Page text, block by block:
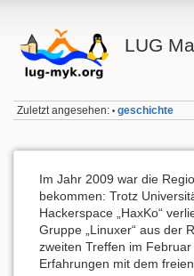
LUG
Zuletzt angesehen: • geschichte
Im Jahr 2009 war die
bekommen: Trotz
Hackerspace „HaxKo“
Gruppe „Linuxer“ aus der
zweiten Treffen im
Erfahrungen mit dem